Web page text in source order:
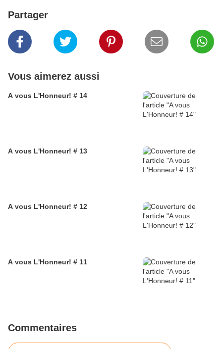
Partager
Vous aimerez aussi
A vous L'Honneur! # 14
A vous L'Honneur! # 13
A vous L'Honneur! # 12
A vous L'Honneur! # 11
Commentaires